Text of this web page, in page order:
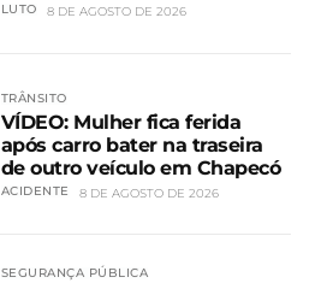
LUTO 8 DE AGOSTO DE 2026
TRÂNSITO
VÍDEO: Mulher fica ferida
após carro bater na traseira
de outro veículo em Chapecó
ACIDENTE 8 DE AGOSTO DE 2026
SEGURANÇA PÚBLICA